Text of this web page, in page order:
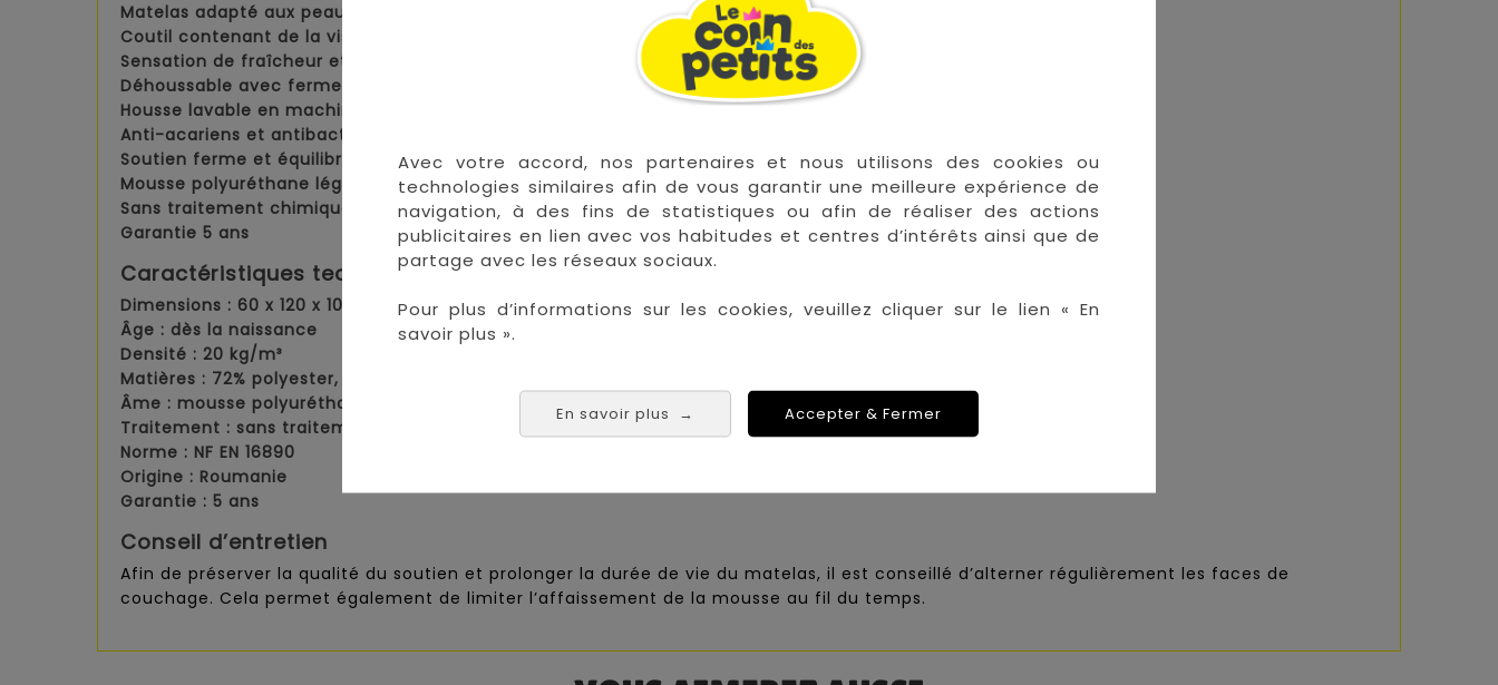
Avec votre accord, nos partenaires et nous utilisons des cookies ou
technologies similaires afin de vous garantir une meilleure expérience de
navigation, à des fins de statistiques ou afin de réaliser des actions
publicitaires en lien avec vos habitudes et centres d’intérêts ainsi que de
partage avec les réseaux sociaux.
Pour plus d’informations sur les cookies, veuillez cliquer sur le lien « En
savoir plus ».
En savoir plus → Accepter & Fermer
Matelas adapté aux peaux sensibles
Coutil contenant de la viscose de bambou
Sensation de fraîcheur et douceur
Déhoussable avec fermeture 360°
Housse lavable en machine à 30°C
Anti-acariens et antibactérien
Soutien ferme et équilibré
Mousse polyuréthane légère et confortable
Sans traitement chimique
Garantie 5 ans
Caractéristiques techniques
Dimensions : 60 x 120 x 10 cm
Âge : dès la naissance
Densité : 20 kg/m³
Matières : 72% polyester, 28% viscose
Âme : mousse polyuréthane
Traitement : sans traitement
Norme : NF EN 16890
Origine : Roumanie
Garantie : 5 ans
Conseil d’entretien
Afin de préserver la qualité du soutien et prolonger la durée de vie du matelas, il est conseillé d’alterner régulièrement les faces de
couchage. Cela permet également de limiter l’affaissement de la mousse au fil du temps.